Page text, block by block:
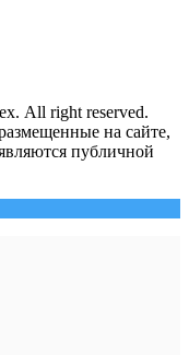
All right reserved.
на сайте,
публичной